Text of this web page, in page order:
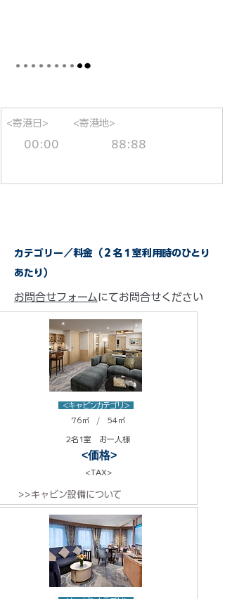
<寄港日>
00:00
<寄港地>
88:88
カテゴリー／料金（２名１室利用時のひとり
あたり）
お問合せフォームにてお問合せください
<キャビンカテゴリ>
76㎡ / 54㎡
2名1室 お一人様
<価格>
<TAX>
>>キャビン設備について